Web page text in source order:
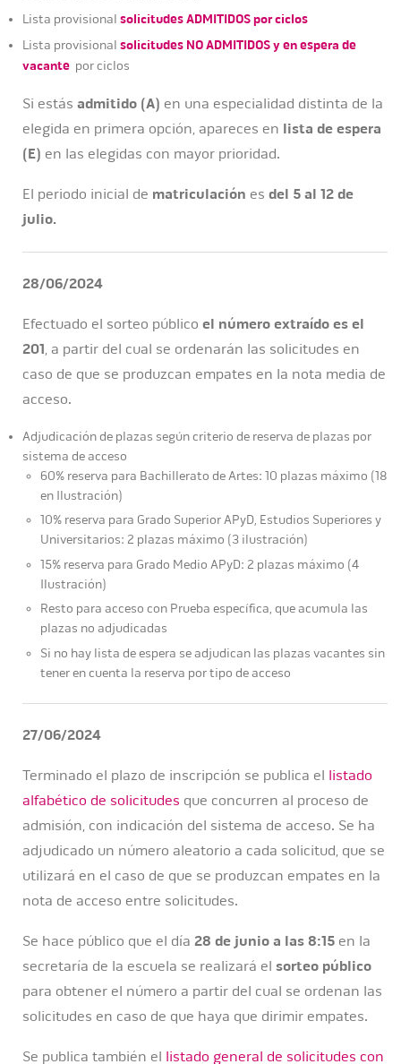
Lista provisional solicitudes ADMITIDOS por ciclos
Lista provisional solicitudes NO ADMITIDOS y en espera de
vacante por ciclos
Si estás admitido (A) en una especialidad distinta de la
elegida en primera opción, apareces en lista de espera
(E) en las elegidas con mayor prioridad.
El periodo inicial de matriculación es del 5 al 12 de
julio.
28/06/2024
Efectuado el sorteo público el número extraído es el
201, a partir del cual se ordenarán las solicitudes en
caso de que se produzcan empates en la nota media de
acceso.
Adjudicación de plazas según criterio de reserva de plazas por
sistema de acceso
60% reserva para Bachillerato de Artes: 10 plazas máximo (18
en Ilustración)
10% reserva para Grado Superior APyD, Estudios Superiores y
Universitarios: 2 plazas máximo (3 ilustración)
15% reserva para Grado Medio APyD: 2 plazas máximo (4
Ilustración)
Resto para acceso con Prueba específica, que acumula las
plazas no adjudicadas
Si no hay lista de espera se adjudican las plazas vacantes sin
tener en cuenta la reserva por tipo de acceso
27/06/2024
Terminado el plazo de inscripción se publica el listado
alfabético de solicitudes que concurren al proceso de
admisión, con indicación del sistema de acceso. Se ha
adjudicado un número aleatorio a cada solicitud, que se
utilizará en el caso de que se produzcan empates en la
nota de acceso entre solicitudes.
Se hace público que el día 28 de junio a las 8:15 en la
secretaría de la escuela se realizará el sorteo público
para obtener el número a partir del cual se ordenan las
solicitudes en caso de que haya que dirimir empates.
Se publica también el listado general de solicitudes con